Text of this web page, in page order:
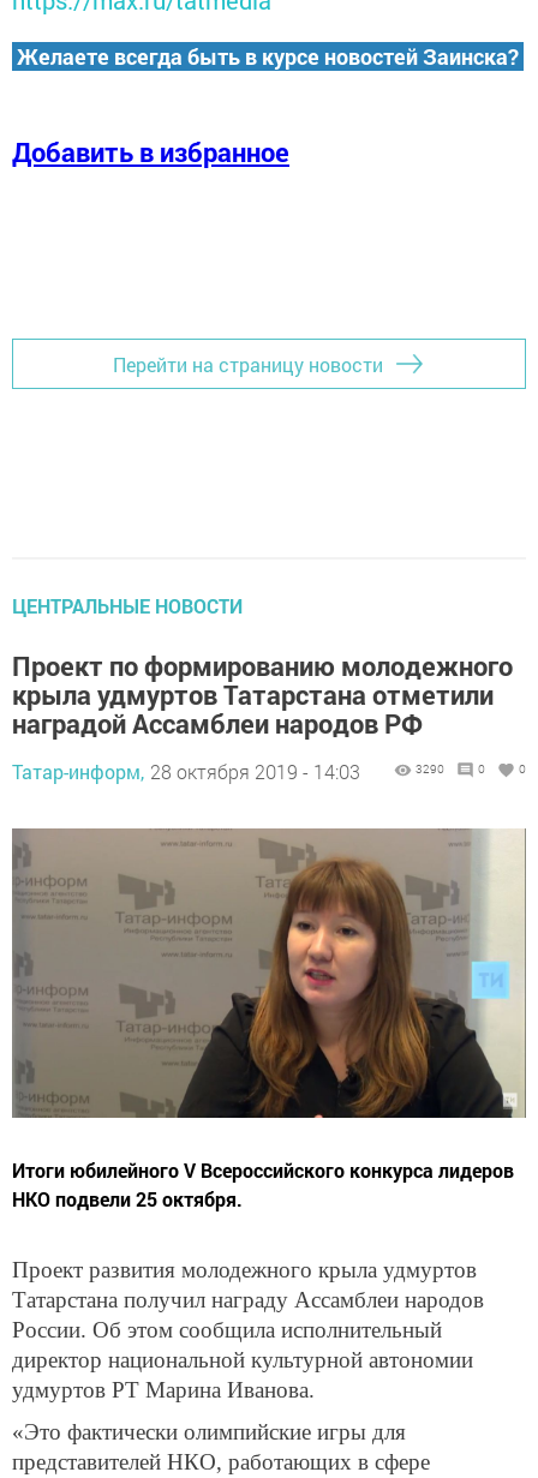
Желаете всегда быть в курсе новостей Заинска?
Добавить в избранное
Перейти на страницу новости
ЦЕНТРАЛЬНЫЕ НОВОСТИ
Проект по формированию молодежного
крыла удмуртов Татарстана отметили
наградой Ассамблеи народов РФ
Татар-информ, 28 октября 2019 - 14:03 3290 0 0
Итоги юбилейного V Всероссийского конкурса лидеров
НКО подвели 25 октября.
Проект развития молодежного крыла удмуртов
Татарстана получил награду Ассамблеи народов
России. Об этом сообщила исполнительный
директор национальной культурной автономии
удмуртов РТ Марина Иванова.
«Это фактически олимпийские игры для
представителей НКО, работающих в сфере